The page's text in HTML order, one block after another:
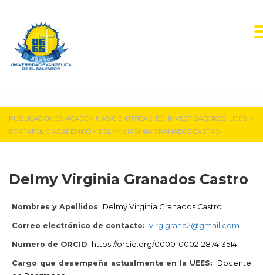
PUBLICACIONES ACADÉMINAS-CIENTÍFICAS DE INVESTIGADORES UEES >
PORTAFOLIO ACADÉMICO > DELMY VIRGINIA GRANADOS CASTRO
Delmy Virginia Granados Castro
Nombres y Apellidos Delmy Virginia Granados Castro
Correo electrónico de contacto: virgigrana2@gmail.com
Numero de ORCID https://orcid.org/0000-0002-2874-3514
Cargo que desempeña actualmente en la UEES:
Docente